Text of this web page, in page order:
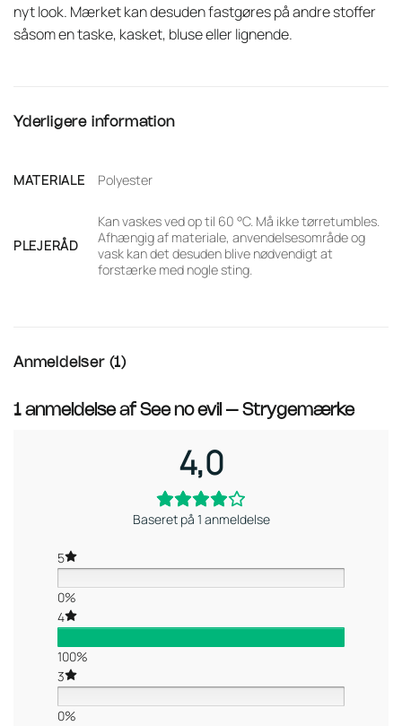
nyt look. Mærket kan desuden fastgøres på andre stoffer
såsom en taske, kasket, bluse eller lignende.
Yderligere information
MATERIALE Polyester
PLEJERÅD
Kan vaskes ved op til 60 °C. Må ikke tørretumbles.
Afhængig af materiale, anvendelsesområde og
vask kan det desuden blive nødvendigt at
forstærke med nogle sting.
Anmeldelser (1)
1 anmeldelse af See no evil – Strygemærke
4,0
Baseret på 1 anmeldelse
5
0%
4
100%
3
0%